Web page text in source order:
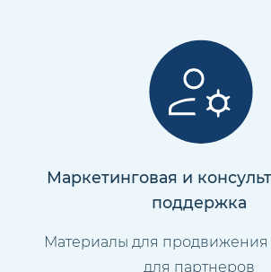
Маркетинговая и
поддержка
Материалы для
для партнеров